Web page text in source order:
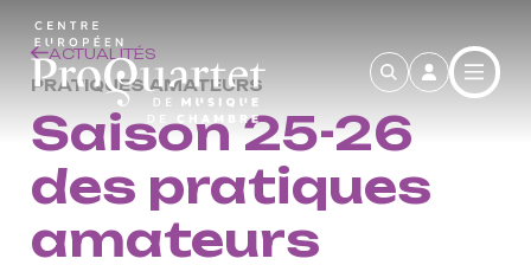
ACTUALITÉS
PRATIQUES AMATEURS
Saison 25-26
des pratiques
amateurs